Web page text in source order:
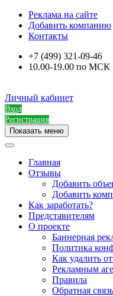
Реклама на сайте
Добавить компанию
Контакты
+7 (499) 321-09-46
10.00-19.00 по МСК
Личный кабинет
Вход
Регистрация
Показать меню
Главная
Отзывы
Добавить
Добавить
Как заработать?
Представителям
О проекте
Баннерная
Политика
Как удалить
Рекламным
Правила
Обратная связь